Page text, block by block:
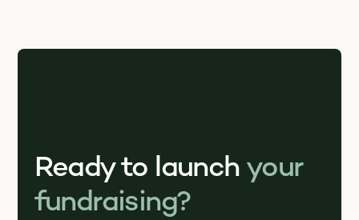
Ready to launch your
fundraising?